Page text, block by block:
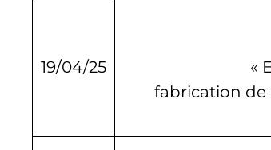
19/04/25
«
fabrication de